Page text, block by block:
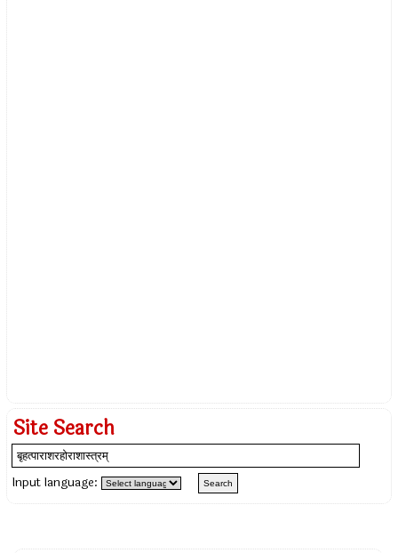
Site Search
Input language: